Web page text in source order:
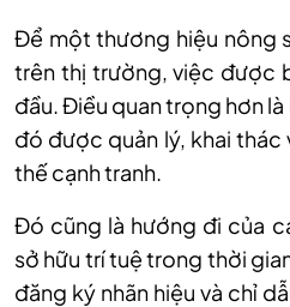
Để một thương hiệu nông
trên thị trường, việc được
đầu. Điều quan trọng hơn
đó được quản lý, khai thác
thế cạnh tranh.
Đó cũng là hướng đi của
sở hữu trí tuệ trong thời
đăng ký nhãn hiệu và chỉ